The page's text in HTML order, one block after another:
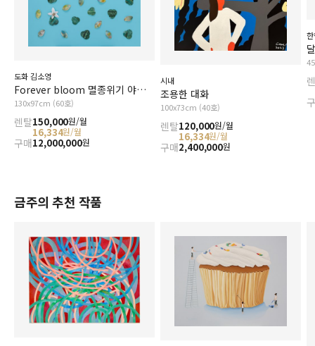
도화 김소영
Forever bloom 멸종위기 야생식물1급_황근
130x97cm (60호)
렌탈150,000원/월
16,334원/월
구매12,000,000원
시내
조용한 대화
100x73cm (40호)
렌탈120,000원/월
16,334원/월
구매2,400,000원
금주의 추천 작품